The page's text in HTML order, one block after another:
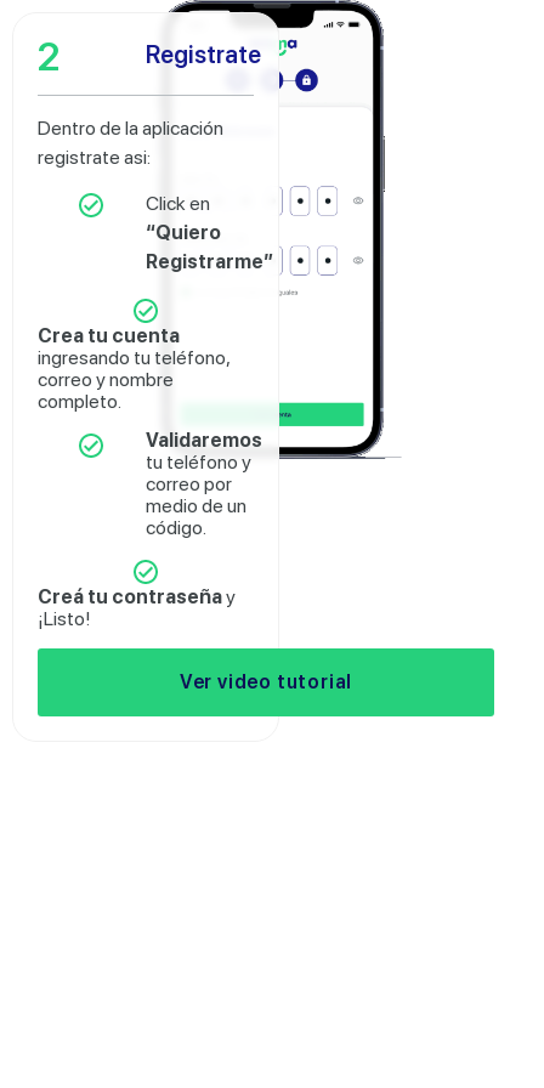
2 Registrate
Dentro de la aplicación
registrate asi:
Click en
“Quiero
Registrarme”
Crea tu cuenta
ingresando tu teléfono,
correo y nombre
completo.
Validaremos
tu teléfono y
correo por
medio de un
código.
Creá tu contraseñay
¡Listo!
Ver video tutorial